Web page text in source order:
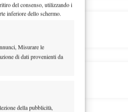
del consenso, utilizzando i
inferiore dello schermo.
Misurare le
di dati provenienti da
della pubblicità,